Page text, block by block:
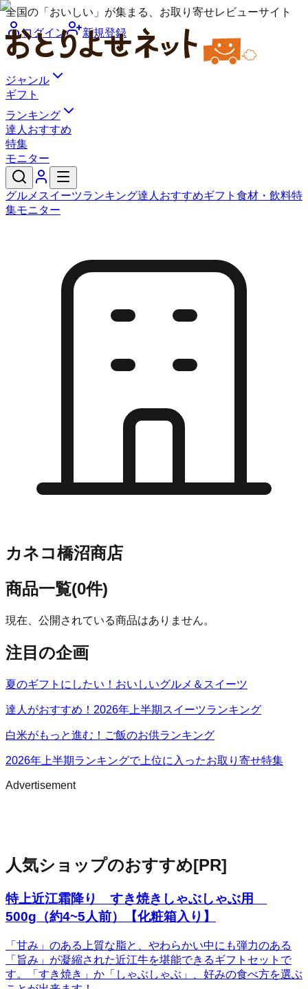
全国の「おいしい」が集まる、お取り寄せレビューサイト
ログイン
新規登録
ジャンル
ギフト
ランキング
達人おすすめ
特集
モニター
グルメ スイーツランキング達人おすすめギフト 食材・飲料特
集モニター
カネコ橋沼商店
商品一覧(0件)
現在、公開されている商品はありません。
注目の企画
夏のギフトにしたい！おいしいグルメ＆スイーツ
達人がおすすめ！2026年上半期スイーツランキング
白米がもっと進む！ご飯のお供ランキング
2026年上半期ランキングで上位に入ったお取り寄せ特集
Advertisement
人気ショップのおすすめ[PR]
特上近江霜降り すき焼きしゃぶしゃぶ用
500g（約4~5人前）【化粧箱入り】
「甘み」のある上質な脂と、やわらかい中にも弾力のある
「旨み」が凝縮された近江牛を堪能できるギフトセットで
す。「すき焼き」か「しゃぶしゃぶ」、好みの食べ方を選ぶ